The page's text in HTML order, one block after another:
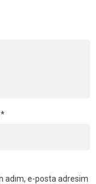
*
adım, e-posta adresim